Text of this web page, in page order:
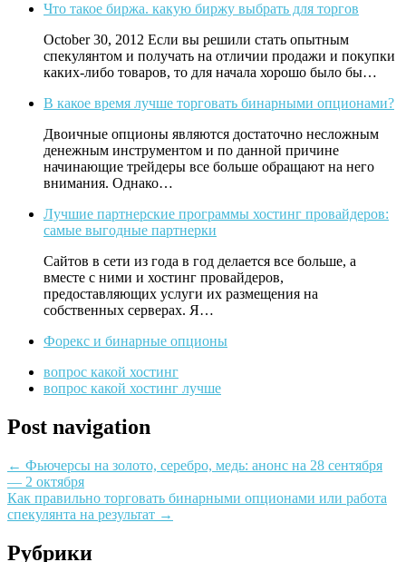
Что такое биржа. какую биржу выбрать для торгов
October 30, 2012 Если вы решили стать опытным
спекулянтом и получать на отличии продажи и покупки
каких-либо товаров, то для начала хорошо было бы…
В какое время лучше торговать бинарными опционами?
Двоичные опционы являются достаточно несложным
денежным инструментом и по данной причине
начинающие трейдеры все больше обращают на него
внимания. Однако…
Лучшие партнерские программы хостинг провайдеров:
самые выгодные партнерки
Сайтов в сети из года в год делается все больше, а
вместе с ними и хостинг провайдеров,
предоставляющих услуги их размещения на
собственных серверах. Я…
Форекс и бинарные опционы
вопрос какой хостинг
вопрос какой хостинг лучше
Post navigation
← Фьючерсы на золото, серебро, медь: анонс на 28 сентября
— 2 октября
Как правильно торговать бинарными опционами или работа
спекулянта на результат →
Рубрики